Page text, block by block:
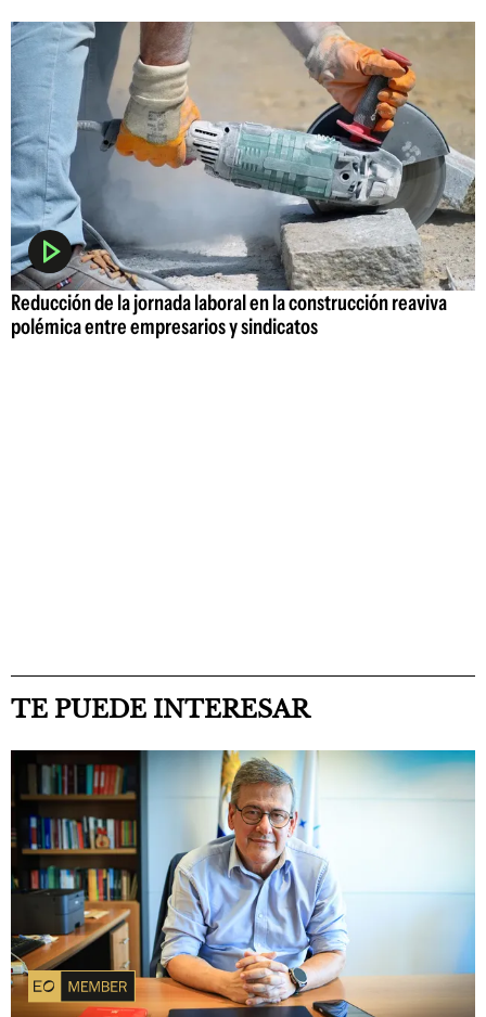
Reducción de la jornada laboral en la construcción reaviva
polémica entre empresarios y sindicatos
TE PUEDE INTERESAR